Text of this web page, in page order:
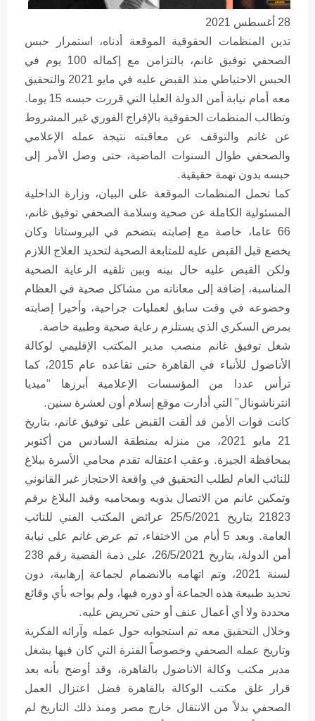
28 أغسطس 2021
تدين المنظمات الحقوقية الموقعة أدناه، استمرار حبس
الصحفي توفيق غانم، بالتزامن مع إكماله 100 يوم في
الحبس الاحتياطي منذ القبض عليه في مايو 2021 والتحقيق
معه أمام نيابة أمن الدولة العليا التي قررت حبسه 15 يوما.
وتطالب المنظمات الحقوقية بالإفراج الفوري غير المشروط
عن غانم والتوقف عن معاقبته نتيجة عمله الإعلامي
والصحفي طوال السنوات الماضية، حتى وصل الأمر إلى
حبسه بدون تهمة حقيقية.
كما تحمل المنظمات الموقعة على البيان، وزارة الداخلية
المسئولية الكاملة عن صحية وسلامة الصحفي توفيق غانم،
66 عاما، خاصة مع إصابته بتضخم في البروستاتا وكان
يخضع قبل القبض عليه للمتابعة الصحية لتحديد العلاج اللازم
ولكن القبض عليه حال بينه وبين تلقيه الرعاية الصحية
المناسبة، إضافة إلى معاناته من مشاكل صحية في العظام
وخضوعه في وقت سابق لعمليات جراحية، وأخيرا إصابته
بمرض السكري الذي يستلزم رعاية صحية وطبية خاصة.
شغل توفيق غانم منصب مدير المكتب الإقليمي لوكالة
الأناضول للأنباء في القاهرة حتى تقاعده عام 2015، كما
ترأس عددا من المؤسسات الإعلامية أبرزها “ميديا
انترناشونال” التي أدارت موقع إسلام أون لعشرة سنين.
كانت قوات الأمن قد ألقت القبض على توفيق غانم، بتاريخ
21 مايو 2021، من منزله بمنطقة السادس من أكتوبر
بمحافظة الجيزة. وعقب اعتقاله تقدم محامي الأسرة ببلاغ
للنائب العام لطلب التحقيق في واقعة الاحتجاز غير القانوني
وتمكين غانم من الاتصال بذويه وبمحاميه وقيد البلاغ برقم
21823 بتاريخ 25/5/2021 عرائض المكتب الفني للنائب
العامة. وبعد 5 أيام من الاختفاء، تم عرض غانم على نيابة
أمن الدولة، بتاريخ 26/5/2021، على ذمة القضية رقم 238
لسنة 2021، وتم اتهامه بالانضمام لجماعة إرهابية، دون
تحديد طبيعة هذه الجماعة أو دوره فيها، ولم يواجه بأي وقائع
محددة ولا أي أعمال عنف أو حتى تحريض عليه.
وخلال التحقيق معه تم استجوابه حول عمله وآرائه الفكرية
وتاريخ عمله الصحفي وخصوصاً الفترة التي كان فيها يشغل
مدير مكتب وكالة الاناضول بالقاهرة، وقد أوضح بأنه بعد
قرار غلق مكتب الوكالة بالقاهرة فضل اعتزال العمل
الصحفي بدلاً من الانتقال خارج مصر ومنذ ذلك التاريخ لم